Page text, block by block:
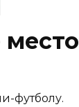
место
футболу.